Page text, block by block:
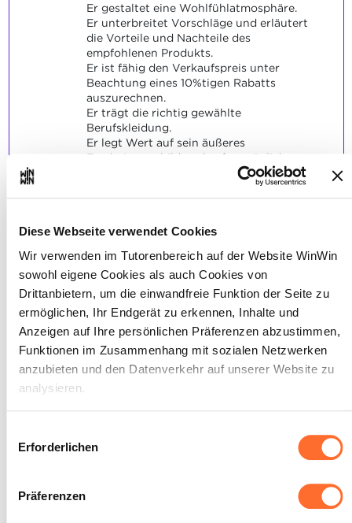
Diese Webseite verwendet Cookies
Wir verwenden im Tutorenbereich auf der Website WinWin
sowohl eigene Cookies als auch Cookies von
Drittanbietern, um die einwandfreie Funktion der Seite zu
ermöglichen, Ihr Endgerät zu erkennen, Inhalte und
Anzeigen auf Ihre persönlichen Präferenzen abzustimmen,
Funktionen im Zusammenhang mit sozialen Netzwerken
anzubieten und den Datenverkehr auf unserer Website zu
analysieren.
akzeptieren, ablehnen oder konfigurieren. Davon
ausgenommen sind Cookies, die für die Funktion der
Website unbedingt erforderlich sind. Eine Beschreibung der
verschiedenen Cookies finden sie oben unter „Details“.
Erforderlichen
Präferenzen
Er gestaltet eine Wohlfühlatmosphäre.
Er unterbreitet Vorschläge und erläutert
die Vorteile und Nachteile des
empfohlenen Produkts.
Er ist fähig den Verkaufspreis unter
Beachtung eines 10%tigen Rabatts
auszurechnen.
Er trägt die richtig gewählte
Berufskleidung.
Er legt Wert auf sein äußeres
Erscheinungsbild und auf persönliche
Die Bereitschaft zur Anwendung der
erkennbar vorhanden.
Die Behandlungskabine ist dezent
gestaltet so dass der Kunde sich
wohlfühlen kann.
Das empfohlene Produkt entspricht dem
Bedürfnis des Kunden.
Der errechnete Verkaufspreis ist Korrekt.
Auftreten und Aussehen sind